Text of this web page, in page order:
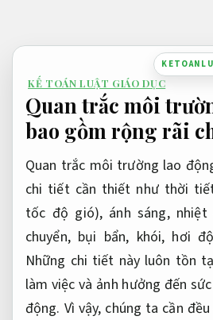
nội
dungKẾ TOÁN LUẬT GIÁO DỤC
Quan trắc môi
bao gồm rộng rãi
Quan trắc môi trường lao
chi tiết cần thiết như thời
tốc độ gió), ánh sáng,
chuyển, bụi bẩn, khói, hơi
Những chi tiết này luôn tồn
làm việc và ảnh hưởng đến
động. Vì vậy, chúng ta cần